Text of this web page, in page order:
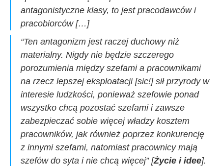
antagonistyczne klasy, to jest pracodawców i
pracobiorców […]
“Ten antagonizm jest raczej duchowy niż
materialny. Nigdy nie będzie szczerego
porozumienia między szefami a pracownikami
na rzecz lepszej eksploatacji [sic!] sił przyrody w
interesie ludzkości, ponieważ szefowie ponad
wszystko chcą pozostać szefami i zawsze
zabezpieczać sobie więcej władzy kosztem
pracowników, jak również poprzez konkurencję
z innymi szefami, natomiast pracownicy mają
szefów do syta i nie chcą więcej”[Życie i idee].